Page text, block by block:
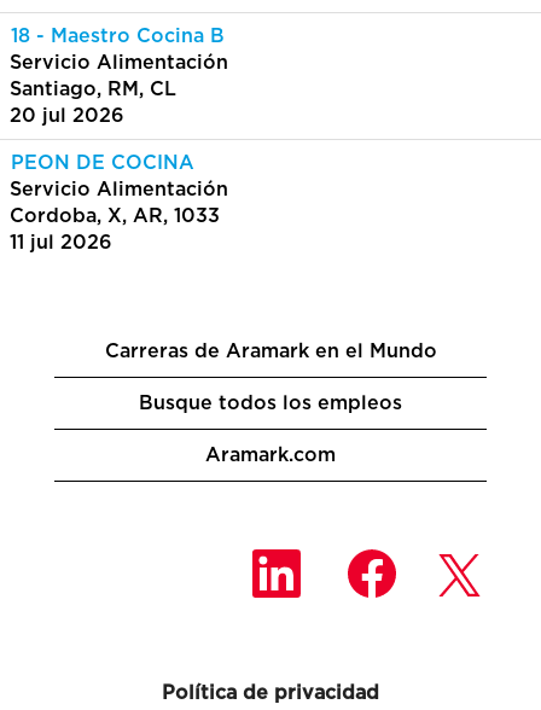
18 - Maestro Cocina B
Servicio Alimentación
Santiago, RM, CL
20 jul 2026
PEON DE COCINA
Servicio Alimentación
Cordoba, X, AR, 1033
11 jul 2026
Carreras de Aramark en el Mundo
Busque todos los empleos
Aramark.com
S
a
n
e
a
n
S
e
a
Política de privacidad